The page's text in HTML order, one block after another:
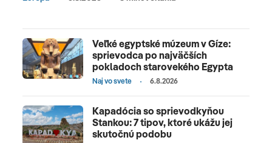
Veľké egyptské múzeum v Gíze:
sprievodca po najväčších
pokladoch starovekého Egypta
Naj vo svete 6.8.2026
Kapadócia so sprievodkyňou
Stankou: 7 tipov, ktoré ukážu jej
skutočnú podobu